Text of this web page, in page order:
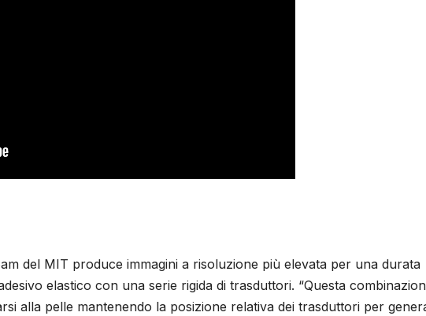
del MIT produce immagini a risoluzione più elevata per una durata
elastico con una serie rigida di trasduttori. “Questa
alla pelle mantenendo la posizione relativa dei trasduttori per